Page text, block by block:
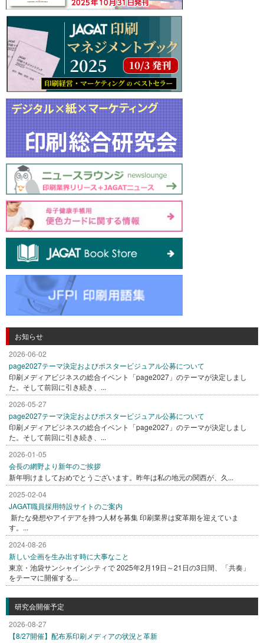
お知らせ
2026-06-02
page2027テーマ決定およびポスタービジュアル公募について
印刷メディアビジネスの総合イベント「page2027」のテーマが決定しまし
た。そして前回に引き続き、...
2026-05-27
page2027テーマ決定およびポスタービジュアル公募について
印刷メディアビジネスの総合イベント「page2027」のテーマが決定しまし
た。そして前回に引き続き、...
2026-01-05
会長の網野より新年のご挨拶
新年明けましておめでとうございます。昨年は私の地元の関西が、久...
2025-02-04
JAGAT職員採用特設サイトのご案内
新たな発想やアイデアを持つ人材を募集 印刷業界は変革期を迎えていま
す。...
2024-08-26
新しい企画を生み出す時に大事なこと
東京・池袋サンシャインシティで 2025年2月19日～21日の3日間、「共奏」
をテーマに開催する...
研究会開催予定
2026-08-27
【8/27開催】配布系印刷メディアの状況と革新